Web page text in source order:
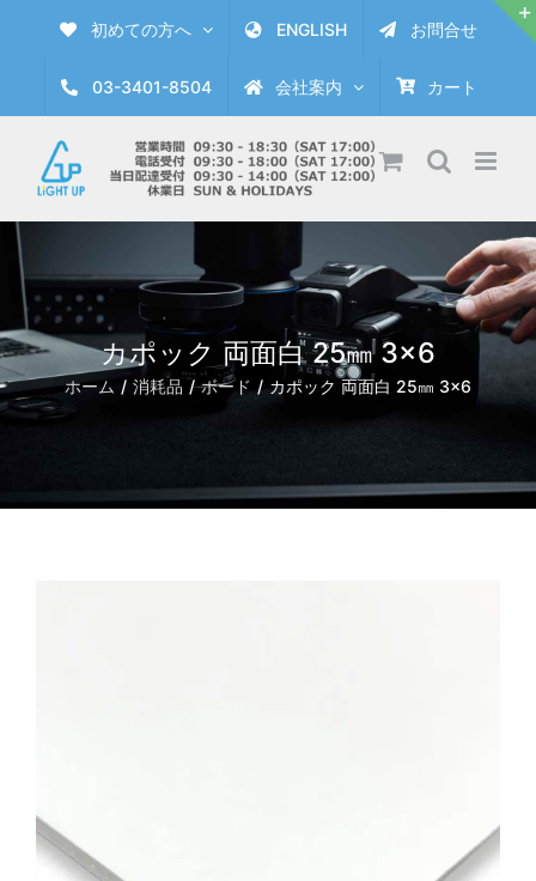
初めての方へ ENGLISH お問合せ
03-3401-8504 会社案内 カート
カポック 両面白 25㎜ 3×6
ホーム 消耗品 ボード カポック 両面白 25㎜ 3×6